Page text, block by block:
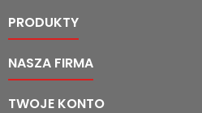
PRODUKTY
NASZA FIRMA
TWOJE KONTO